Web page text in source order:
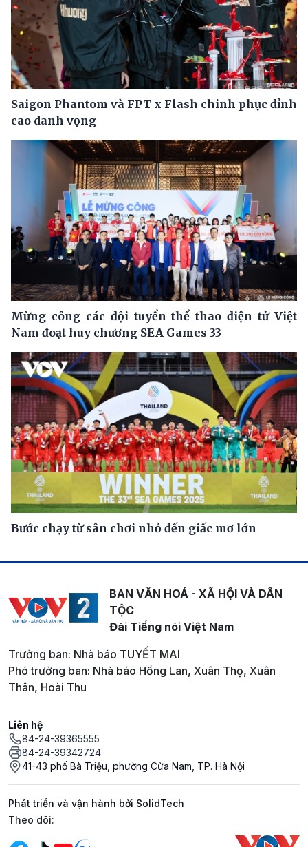
Saigon Phantom và FPT x Flash chinh phục đỉnh
cao danh vọng
Mừng công các đội tuyển thể thao điện tử Việt
Nam đoạt huy chương SEA Games 33
Bước chạy từ sân chơi nhỏ đến giấc mơ lớn
BAN VĂN HOÁ - XÃ HỘI VÀ DÂN
TỘC
Đài Tiếng nói Việt Nam
Trưởng ban: Nhà báo TUYẾT MAI
Phó trưởng ban: Nhà báo Hồng Lan, Xuân Thọ, Xuân
Thân, Hoài Thu
Liên hệ
84-24-39365555
84-24-39342724
41-43 phố Bà Triệu, phường Cửa Nam, TP. Hà Nội
Phát triển và vận hành bởi SolidTech
Mạng xã hội
Theo dõi: